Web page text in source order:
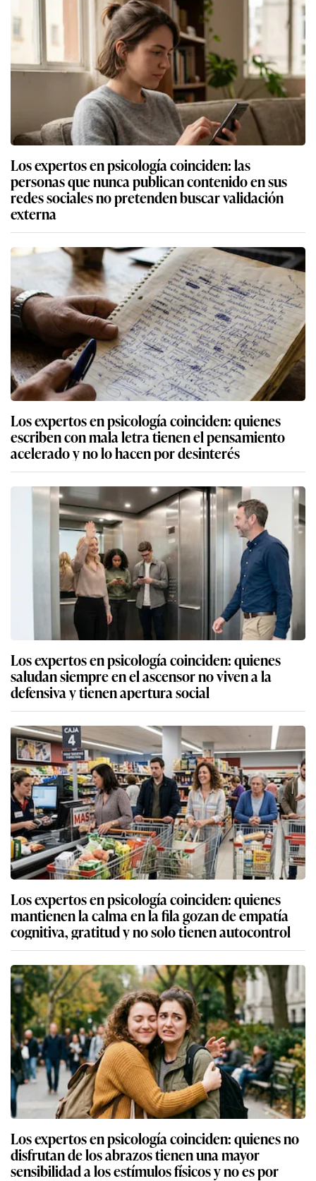
Los expertos en psicología coinciden: las
personas que nunca publican contenido en sus
redes sociales no pretenden buscar validación
externa
Los expertos en psicología coinciden: quienes
escriben con mala letra tienen el pensamiento
acelerado y no lo hacen por desinterés
Los expertos en psicología coinciden: quienes
saludan siempre en el ascensor no viven a la
defensiva y tienen apertura social
Los expertos en psicología coinciden: quienes
mantienen la calma en la fila gozan de empatía
cognitiva, gratitud y no solo tienen autocontrol
Los expertos en psicología coinciden: quienes no
disfrutan de los abrazos tienen una mayor
sensibilidad a los estímulos físicos y no es por